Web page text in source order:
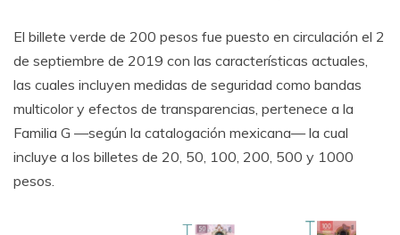
El billete verde de 200 pesos fue puesto en circulación el 2
de septiembre de 2019 con las características actuales,
las cuales incluyen medidas de seguridad como bandas
multicolor y efectos de transparencias, pertenece a la
Familia G —según la catalogación mexicana— la cual
incluye a los billetes de 20, 50, 100, 200, 500 y 1000
pesos.